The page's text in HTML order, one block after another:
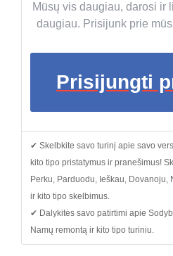
Mūsų vis daugiau, darosi ir
daugiau. Prisijunk prie
Prisijungti
✔ Skelbkite savo turinį apie savo
kito tipo pristatymus ir pranešimus!
Perku, Parduodu, Ieškau, Dovanoju,
ir kito tipo skelbimus.
✔ Dalykitės savo patirtimi apie
Namų remontą ir kito tipo turiniu.